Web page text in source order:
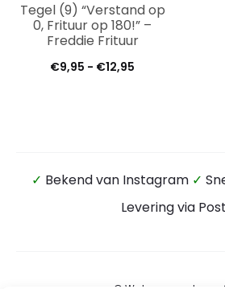
Tegel (9) “Verstand op
0, Frituur op 180!” –
Freddie Frituur
€9,95 - €12,95
✓ Bekend van Instagram ✓
Levering via